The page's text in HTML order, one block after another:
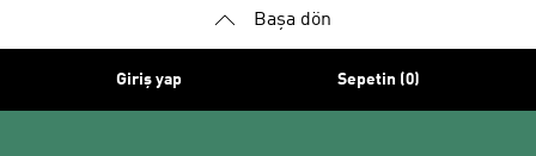
Başa dön
Giriş yap Sepetin (0)